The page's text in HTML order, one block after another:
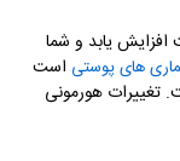
یابد و شما
های پوستی است
تغییرات هورمونی